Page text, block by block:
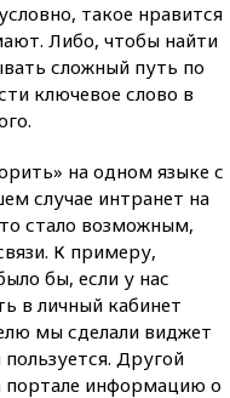
такое нравится
Либо, чтобы найти
сложный путь по
ключевое слово в
на одном языке с
случае интранет на
стало возможным,
К примеру,
бы, если у нас
в личный кабинет
мы сделали виджет
Другой
портале информацию о